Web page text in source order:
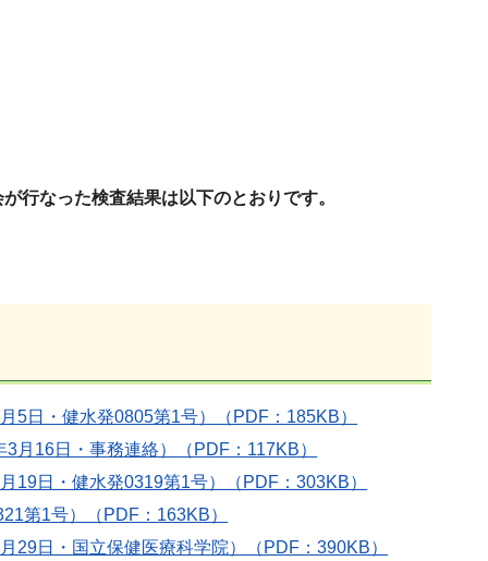
行なった検査結果は以下のとおりです。
5日・健水発0805第1号）（PDF：185KB）
月16日・事務連絡）（PDF：117KB）
19日・健水発0319第1号）（PDF：303KB）
第1号）（PDF：163KB）
29日・国立保健医療科学院）（PDF：390KB）